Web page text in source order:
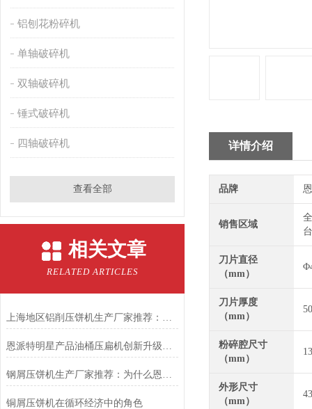
铝刨花粉碎机
单轴破碎机
双轴破碎机
锤式破碎机
四轴破碎机
查看全部
相关文章
RELATED ARTICLES
上海地区铝削压饼机生产厂家推荐：恩派特，让金属回收更高效
恩派特明星产品油桶压扁机创新升级，高效性能更进一步！
钢屑压饼机生产厂家推荐：为什么恩派特是您值得信赖的选择？
铜屑压饼机在循环经济中的角色
详情介绍
品牌
销售区域
刀片直径
（mm）
刀片厚度
（mm）
粉碎腔尺寸
（mm）
外形尺寸
（mm）